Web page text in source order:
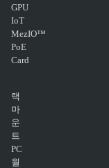
GPU
IoT
MezIO™
PoE
Card
랙
마
운
트
PC
월